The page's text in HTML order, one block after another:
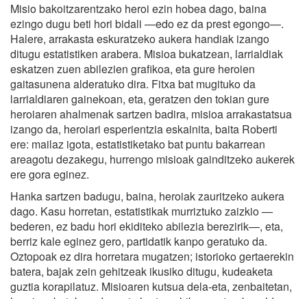
Misio bakoitzarentzako heroi ezin hobea dago, baina
ezingo dugu beti hori bidali —edo ez da prest egongo—.
Halere, arrakasta eskuratzeko aukera handiak izango
ditugu estatistiken arabera. Misioa bukatzean, larrialdiak
eskatzen zuen abilezien grafikoa, eta gure heroien
gaitasunena alderatuko dira. Fitxa bat mugituko da
larrialdiaren gainekoan, eta, geratzen den tokian gure
heroiaren ahalmenak sartzen badira, misioa arrakastatsua
izango da, heroiari esperientzia eskainita, baita Roberti
ere: mailaz igota, estatistiketako bat puntu bakarrean
areagotu dezakegu, hurrengo misioak gainditzeko aukerek
ere gora eginez.
Hanka sartzen badugu, baina, heroiak zauritzeko aukera
dago. Kasu horretan, estatistikak murriztuko zaizkio —
bederen, ez badu hori ekiditeko abilezia berezirik—, eta,
berriz kale eginez gero, partidatik kanpo geratuko da.
Oztopoak ez dira horretara mugatzen; istorioko gertaerekin
batera, bajak zein gehitzeak ikusiko ditugu, kudeaketa
guztia korapilatuz. Misioaren kutsua dela-eta, zenbaitetan,